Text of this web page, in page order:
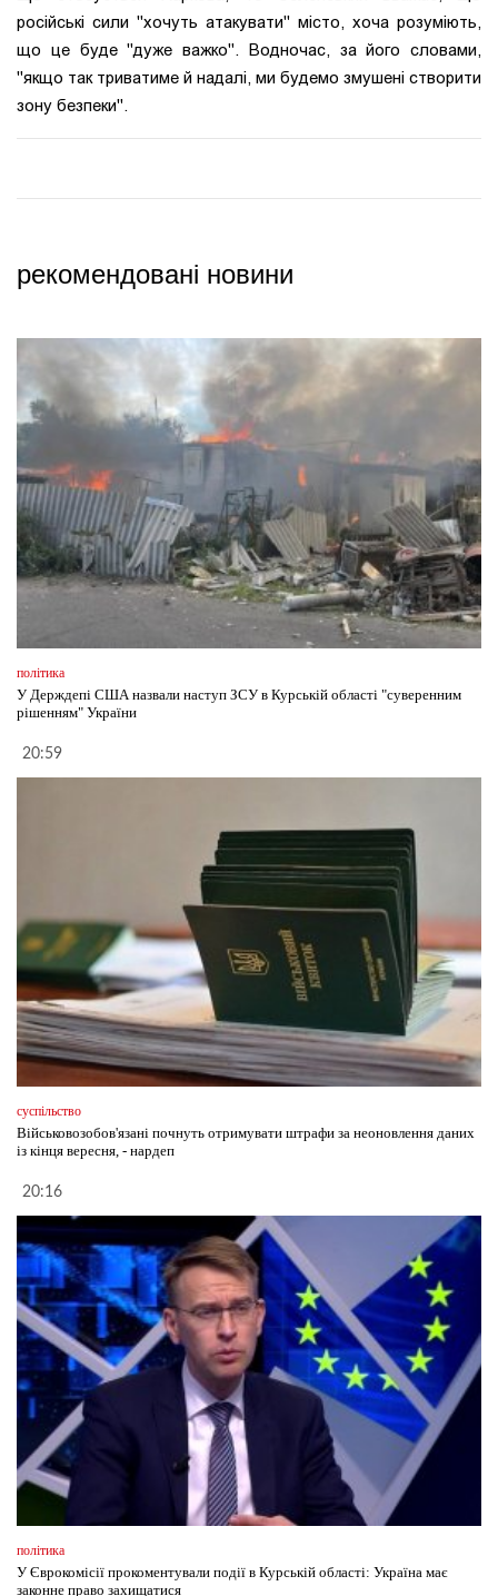
російські сили "хочуть атакувати" місто, хоча розуміють,
що це буде "дуже важко". Водночас, за його словами,
"якщо так триватиме й надалі, ми будемо змушені створити
зону безпеки".
рекомендовані новини
політика
У Держдепі США назвали наступ ЗСУ в Курській області "суверенним
рішенням" України
20:59
суспільство
Військовозобов'язані почнуть отримувати штрафи за неоновлення даних
із кінця вересня, - нардеп
20:16
політика
У Єврокомісії прокоментували події в Курській області: Україна має
законне право захищатися